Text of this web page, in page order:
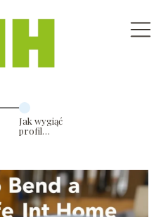
Jak wygiąć
profil